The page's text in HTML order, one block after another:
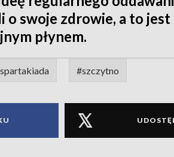
o swoje zdrowie, a to
płynem.
#szczytno